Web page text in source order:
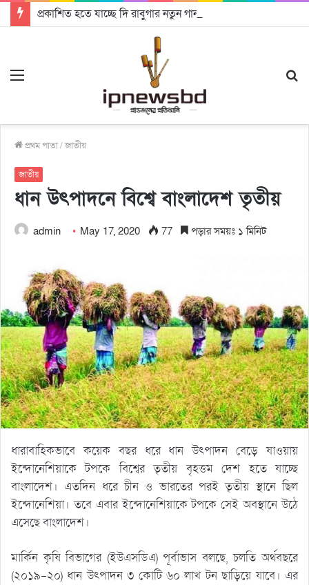
প্রকাশিত হতে যাচ্ছে দি রাবুগার নতুন গান ‘Baljanggi’
প্রথম পাতা/জাতীয়
জাতীয়
ধান উৎপাদনে বিশ্বে বাংলাদেশ তৃতীয়
admin May 17, 2020 77 পড়ার সময়ঃ ১ মিনিট
ধারাবাহিকভাবে কয়েক বছর ধরে ধান উৎপাদন বেড়ে যাওয়ায়
ইন্দোনেশিয়াকে টপকে বিশ্বের তৃতীয় বৃহত্তম দেশ হতে যাচ্ছে
বাংলাদেশ। এতদিন ধরে চীন ও ভারতের পরই তৃতীয় স্থানে ছিল
ইন্দোনেশিয়া। তবে এবার ইন্দোনেশিয়াকে টপকে সেই অবস্থানে উঠে
এসেছে বাংলাদেশ।
মার্কিন কৃষি বিভাগের (ইউএসডিএ) পূর্বাভাস বলছে, চলতি অর্থবছরে
(২০১৯-২০) ধান উৎপাদন ৩ কোটি ৬০ লাখ টন ছাড়িয়ে যাবে। এর